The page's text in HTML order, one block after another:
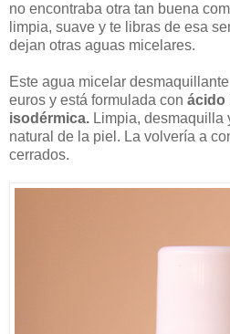
no encontraba otra tan buena
limpia, suave y te libras de esa
dejan otras aguas micelares.
Este agua micelar
euros y está formulada con ácido
isodérmica. Limpia, desmaquilla
natural de la piel. La volvería a
cerrados.